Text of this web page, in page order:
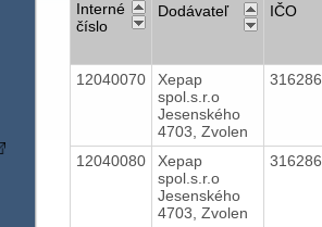
Interné
číslo
Dodávateľ IČO
12040070
Xepap
spol.s.r.o
Jesenského
4703, Zvolen
12040080
Xepap
spol.s.r.o
Jesenského
4703, Zvolen